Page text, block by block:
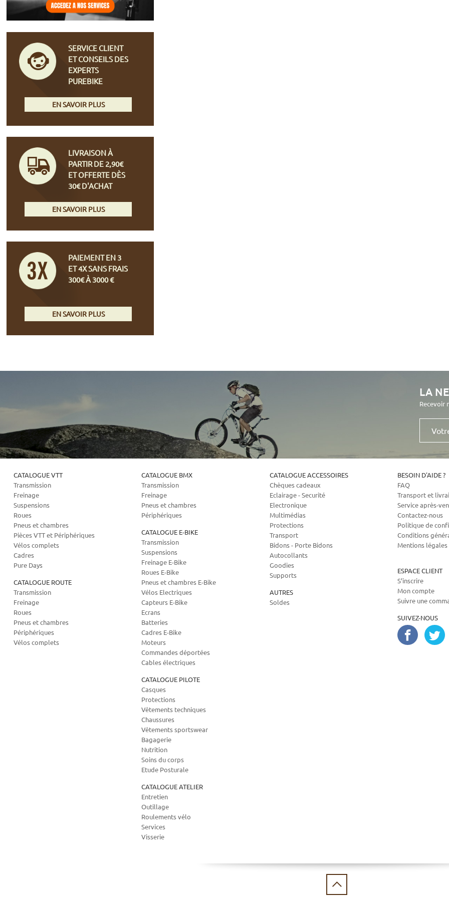
SERVICE CLIENT
ET CONSEILS DES
EXPERTS
PUREBIKE
EN SAVOIR PLUS
LIVRAISON À
PARTIR DE 2,90€
ET OFFERTE DÈS
30€ D'ACHAT
EN SAVOIR PLUS
PAIEMENT EN 3
ET 4X SANS FRAIS
300€ À 3000 €
EN SAVOIR PLUS
LA
Recevoir
Votre
mail
CATALOGUE VTT
Transmission
Freinage
Suspensions
Roues
Pneus et chambres
Pièces VTT et Périphériques
Vélos complets
Cadres
Pure Days
CATALOGUE ROUTE
Transmission
Freinage
Roues
Pneus et chambres
Périphériques
Vélos complets
CATALOGUE BMX
Transmission
Freinage
Pneus et chambres
Périphériques
CATALOGUE E-BIKE
Transmission
Suspensions
Freinage E-Bike
Roues E-Bike
Pneus et chambres E-Bike
Vélos Electriques
Capteurs E-Bike
Ecrans
Batteries
Cadres E-Bike
Moteurs
Commandes déportées
Cables électriques
CATALOGUE PILOTE
Casques
Protections
Vêtements techniques
Chaussures
Vêtements sportswear
Bagagerie
Nutrition
Soins du corps
Etude Posturale
CATALOGUE ATELIER
Entretien
Outillage
Roulements vélo
Services
Visserie
CATALOGUE ACCESSOIRES
Chèques cadeaux
Eclairage - Securité
Electronique
Multimédias
Protections
Transport
Bidons - Porte Bidons
Autocollants
Goodies
Supports
AUTRES
Soldes
BESOIN D'AIDE ?
FAQ
Transport et
Service après-
Contactez-nous
Politique de
Conditions
Mentions légales
ESPACE CLIENT
S’inscrire
Mon compte
Suivre une
SUIVEZ-NOUS